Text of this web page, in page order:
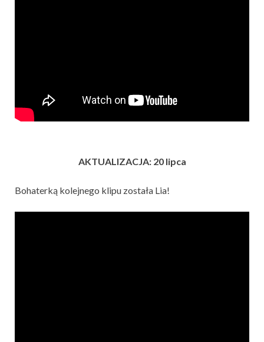
AKTUALIZACJA: 20 lipca
Bohaterką kolejnego klipu została Lia!